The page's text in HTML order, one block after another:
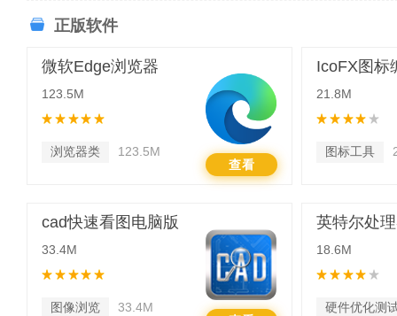
正版软件
微软Edge浏览器
123.5M
浏览器类
123.5M
查看
IcoFX图标
21.8M
图标工具
cad快速看图电脑版
33.4M
图像浏览
33.4M
18.6M
硬件优化测